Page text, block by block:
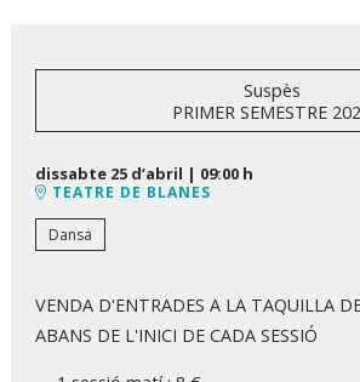
Suspès
PRIMER SEMESTRE
dissabte 25 d’abril | 09:00 h
TEATRE DE BLANES
Dansa
VENDA D'ENTRADES A LA TAQUILLA
ABANS DE L'INICI DE CADA SESSIÓ